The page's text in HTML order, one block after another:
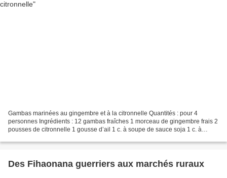
Gambas marinées au gingembre et à la citronnelle Quantités : pour 4
personnes Ingrédients : 12 gambas fraîches 1 morceau de gingembre frais 2
pousses de citronnelle 1 gousse d’ail 1 c. à soupe de sauce soja 1 c. à
Des Fihaonana guerriers aux marchés ruraux